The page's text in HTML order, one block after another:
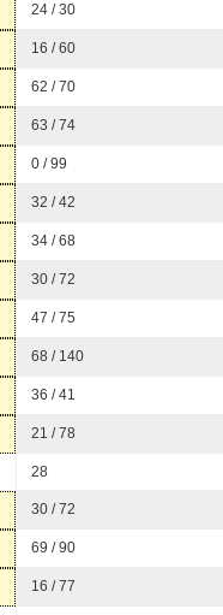
24 / 30
16 / 60
62 / 70
63 / 74
0 / 99
32 / 42
34 / 68
30 / 72
47 / 75
68 / 140
36 / 41
21 / 78
28
30 / 72
69 / 90
16 / 77